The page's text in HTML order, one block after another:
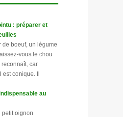
: préparer et
de boeuf, un légume
vous le chou
car
conique. Il
au
petit oignon